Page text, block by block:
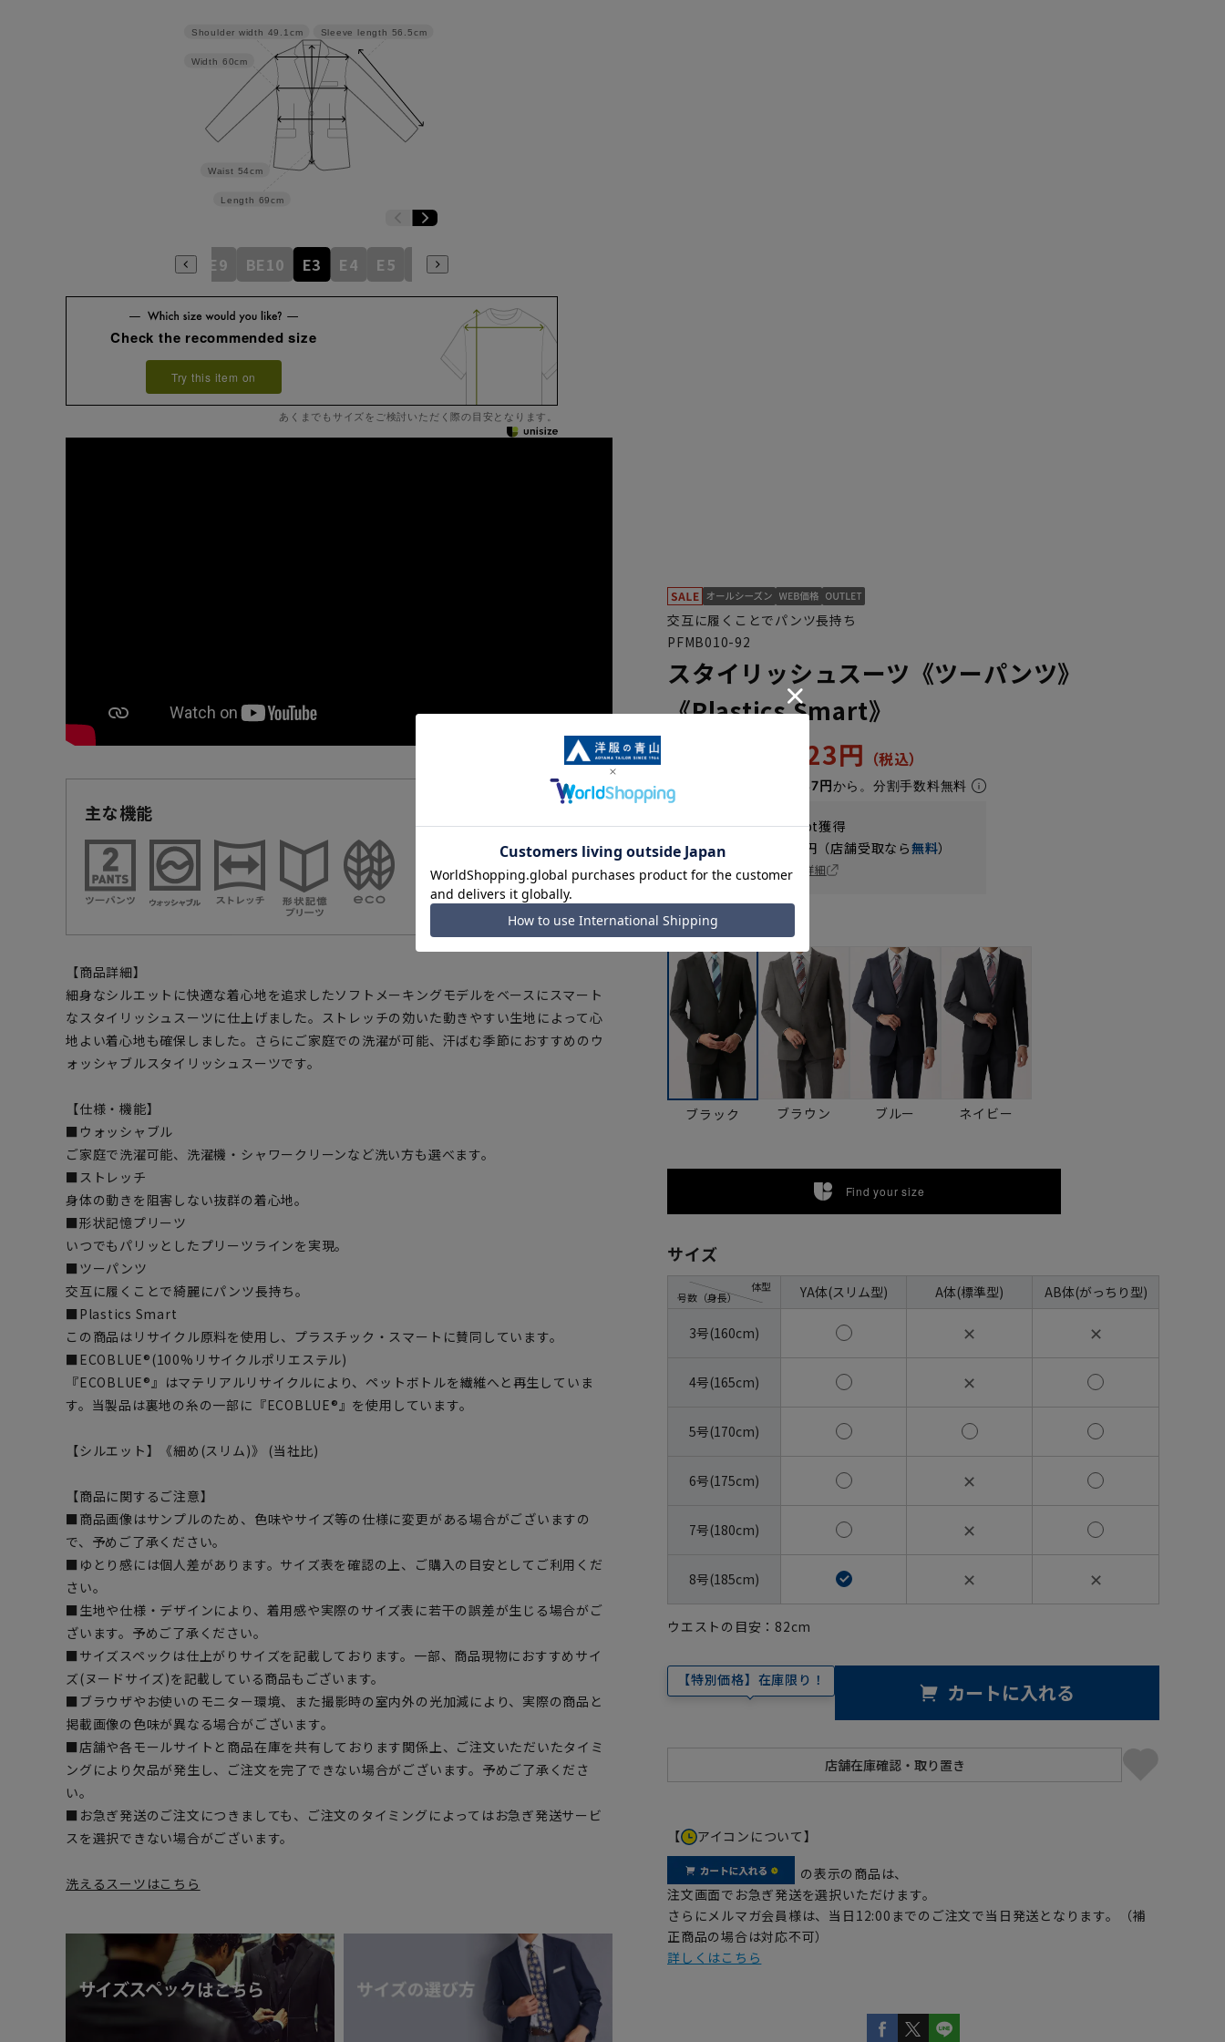
Sleeve length 56.5cm
Length 69cm
Waist 54cm
Width 60cm
Shoulder width 49.1cm
BE8 BE9 BE10 E3 E4 E5 E6
Check the recommended size
Try this item on
あくまでもサイズをご検討いただく際の目安となります。
主な機能
【商品詳細】
細身なシルエットに快適な着心地を追求したソフトメーキングモデルをベースにスマート
なスタイリッシュスーツに仕上げました。ストレッチの効いた動きやすい生地によって心
地よい着心地も確保しました。さらにご家庭での洗濯が可能、汗ばむ季節におすすめのウ
ォッシャブルスタイリッシュスーツです。
【仕様・機能】
■ウォッシャブル
ご家庭で洗濯可能、洗濯機・シャワークリーンなど洗い方も選べます。
■ストレッチ
身体の動きを阻害しない抜群の着心地。
■形状記憶プリーツ
いつでもパリッとしたプリーツラインを実現。
■ツーパンツ
交互に履くことで綺麗にパンツ長持ち。
■Plastics Smart
この商品はリサイクル原料を使用し、プラスチック・スマートに賛同しています。
■ECOBLUE®(100%リサイクルポリエステル)
『ECOBLUE®』はマテリアルリサイクルにより、ペットボトルを繊維へと再生していま
す。当製品は裏地の糸の一部に『ECOBLUE®』を使用しています。
【シルエット】《細め(スリム)》 (当社比)
【商品に関するご注意】
■商品画像はサンプルのため、色味やサイズ等の仕様に変更がある場合がございますの
で、予めご了承ください。
■ゆとり感には個人差があります。サイズ表を確認の上、ご購入の目安としてご利用くだ
さい。
■生地や仕様・デザインにより、着用感や実際のサイズ表に若干の誤差が生じる場合がご
ざいます。予めご了承ください。
■サイズスペックは仕上がりサイズを記載しております。一部、商品現物におすすめサイ
ズ(ヌードサイズ)を記載している商品もございます。
■ブラウザやお使いのモニター環境、また撮影時の室内外の光加減により、実際の商品と
掲載画像の色味が異なる場合がございます。
■店舗や各モールサイトと商品在庫を共有しております関係上、ご注文いただいたタイミ
ングにより欠品が発生し、ご注文を完了できない場合がございます。予めご了承くださ
い。
■お急ぎ発送のご注文につきましても、ご注文のタイミングによってはお急ぎ発送サービ
スを選択できない場合がございます。
洗えるスーツはこちら
交互に履くことでパンツ長持ち
PFMB010-92
スタイリッシュスーツ《ツーパンツ》
《Plastics Smart》
46,123円
月々7,687円から。分割手数料無料
WEB会員なら230pt獲得
送料 全国一律
円（店舗受取なら無料）
お届け日を調べる
詳細
カラー
ブラック ブラウン ブルー ネイビー
Find your size
サイズ
号数（身長）
体型 YA体(スリム型) A体(標準型) AB体(がっちり型)
3号(160cm) ✕ ✕
4号(165cm) ✕
5号(170cm)
6号(175cm) ✕
7号(180cm) ✕
8号(185cm) ✕ ✕
ウエストの目安： 82cm
【特別価格】在庫限り！ カートに入れる
【 アイコンについて】
の表示の商品は、
注文画面でお急ぎ発送を選択いただけます。
さらにメルマガ会員様は、当日12:00までのご注文で当日発送となります。（補
正商品の場合は対応不可）
詳しくはこちら